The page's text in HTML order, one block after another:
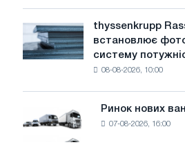
води
загрожує
безпеці
thyssenkrupp
Rasselstein
встановлює
фотоелектричну
thyssenkrupp
встановлює
систему
08-08-2026, 10:00
Ринок
нових
вантажівок
Ринок нових
07-08-2026, 16:00